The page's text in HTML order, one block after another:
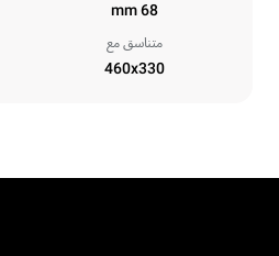
68 mm
متناسق مع
460x330